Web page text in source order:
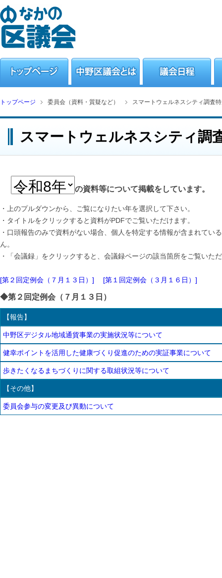
トップページ 委員会（資料・質疑など） スマートウェルネスシティ調査
スマートウェルネスシティ調
の資料等について掲載をしています。
・上のプルダウンから、ご覧になりたい年を選択して下さい。
・タイトルをクリックすると資料がPDFでご覧いただけます。
・口頭報告のみで資料がない場合、個人を特定する情報が含まれてい
ん。
・「会議録」をクリックすると、会議録ページの該当箇所をご覧いた
[第２回定例会（７月１３日）] [第１回定例会（３月１６日）]
◆第２回定例会（７月１３日）
【報告】
中野区デジタル地域通貨事業の実施状況等について
健幸ポイントを活用した健康づくり促進のための実証事業について
歩きたくなるまちづくりに関する取組状況等について
【その他】
委員会参与の変更及び異動について